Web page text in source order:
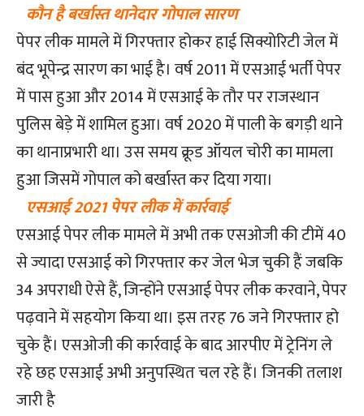
कौन है बर्खास्त थानेदार गोपाल सारण
पेपर लीक मामले में गिरफ्तार होकर हाई सिक्योरिटी जेल में
बंद भूपेन्द्र सारण का भाई है। वर्ष 2011 में एसआई भर्ती पेपर
में पास हुआ और 2014 में एसआई के तौर पर राजस्थान
पुलिस बेड़े में शामिल हुआ। वर्ष 2020 में पाली के बगड़ी थाने
का थानाप्रभारी था। उस समय क्रूड ऑयल चोरी का मामला
हुआ जिसमें गोपाल को बर्खास्त कर दिया गया।
एसआई 2021 पेपर लीक में कार्रवाई
एसआई पेपर लीक मामले में अभी तक एसओजी की टीमें 40
से ज्यादा एसआई को गिरफ्तार कर जेल भेज चुकी हैं जबकि
34 अपराधी ऐसे हैं, जिन्होंने एसआई पेपर लीक करवाने, पेपर
पढ़वाने में सहयोग किया था। इस तरह 76 जने गिरफ्तार हो
चुके हैं। एसओजी की कार्रवाई के बाद आरपीए में ट्रेनिंग ले
रहे छह एसआई अभी अनुपस्थित चल रहे हैं। जिनकी तलाश
जारी है